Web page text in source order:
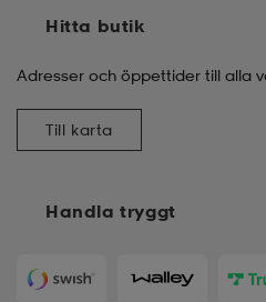
Handla tryggt
Hitta butik
Adresser och öppettider till alla
Till karta